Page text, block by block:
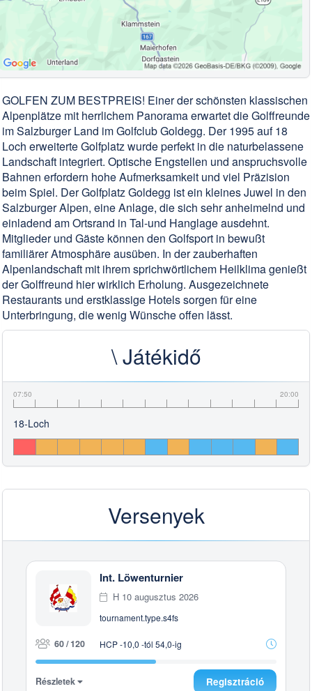
GOLFEN ZUM BESTPREIS! Einer der schönsten klassischen
Alpenplätze mit herrlichem Panorama erwartet die Golffreunde
im Salzburger Land im Golfclub Goldegg. Der 1995 auf 18
Loch erweiterte Golfplatz wurde perfekt in die naturbelassene
Landschaft integriert. Optische Engstellen und anspruchsvolle
Bahnen erfordern hohe Aufmerksamkeit und viel Präzision
beim Spiel. Der Golfplatz Goldegg ist ein kleines Juwel in den
Salzburger Alpen, eine Anlage, die sich sehr anheimelnd und
einladend am Ortsrand in Tal-und Hanglage ausdehnt.
Mitglieder und Gäste können den Golfsport in bewußt
familiärer Atmosphäre ausüben. In der zauberhaften
Alpenlandschaft mit ihrem sprichwörtlichem Heilklima genießt
der Golffreund hier wirklich Erholung. Ausgezeichnete
Restaurants und erstklassige Hotels sorgen für eine
Unterbringung, die wenig Wünsche offen lässt.
\ Játékidő
07:50 20:00
18-Loch
Versenyek
Int. Löwenturnier
H 10 augusztus 2026
tournament.type.s4fs
60 / 120 HCP -10,0 -tól 54,0-ig
Részletek Regisztráció